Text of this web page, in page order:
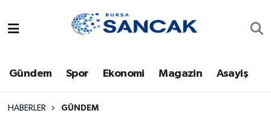
Gündem Spor Ekonomi Magazin Asayiş
HABERLER GÜNDEM
Bursa
Dünya
Trafik Durumu
Süper Lig Puan Durumu ve Fikstür